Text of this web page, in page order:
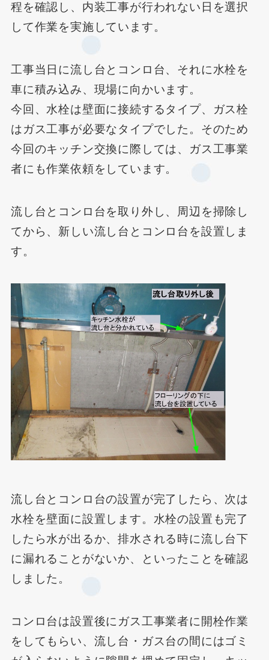
程を確認し、内装工事が行われない日を選択
して作業を実施しています。
工事当日に流し台とコンロ台、それに水栓を
車に積み込み、現場に向かいます。
今回、水栓は壁面に接続するタイプ、ガス栓
はガス工事が必要なタイプでした。そのため
今回のキッチン交換に際しては、ガス工事業
者にも作業依頼をしています。
流し台とコンロ台を取り外し、周辺を掃除し
てから、新しい流し台とコンロ台を設置しま
す。
流し台とコンロ台の設置が完了したら、次は
水栓を壁面に設置します。水栓の設置も完了
したら水が出るか、排水される時に流し台下
に漏れることがないか、といったことを確認
しました。
コンロ台は設置後にガス工事業者に開栓作業
をしてもらい、流し台・ガス台の間にはゴミ